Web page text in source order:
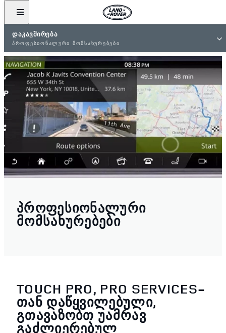
ᲓᲐᲙᲐᲕᲨᲘᲠᲔᲑᲐ
ᲞᲠᲝᲤᲔᲡᲘᲝᲜᲐᲚᲣᲠᲘ ᲛᲝᲛᲡᲐᲮᲣᲠᲔᲑᲔᲑᲘ
ᲞᲠᲝᲤᲔᲡᲘᲝᲜᲐᲚᲣᲠᲘ
ᲛᲝᲛᲡᲐᲮᲣᲠᲔᲑᲔᲑᲘ
TOUCH PRO, PRO SERVICES-
ᲗᲐᲜ ᲓᲐᲬᲧᲕᲘᲚᲔᲑᲣᲚᲘ,
ᲒᲗᲐᲕᲐᲖᲝᲑᲗ ᲣᲐᲛᲠᲐᲕ
ᲒᲐᲫᲚᲘᲔᲠᲔᲑᲣᲚ